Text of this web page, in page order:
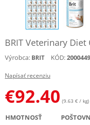
BRIT Veterinary
Výrobca: BRIT KÓD:
Napísať recenziu
€92.40 (9.63 € / kg)
HMOTNOSŤ